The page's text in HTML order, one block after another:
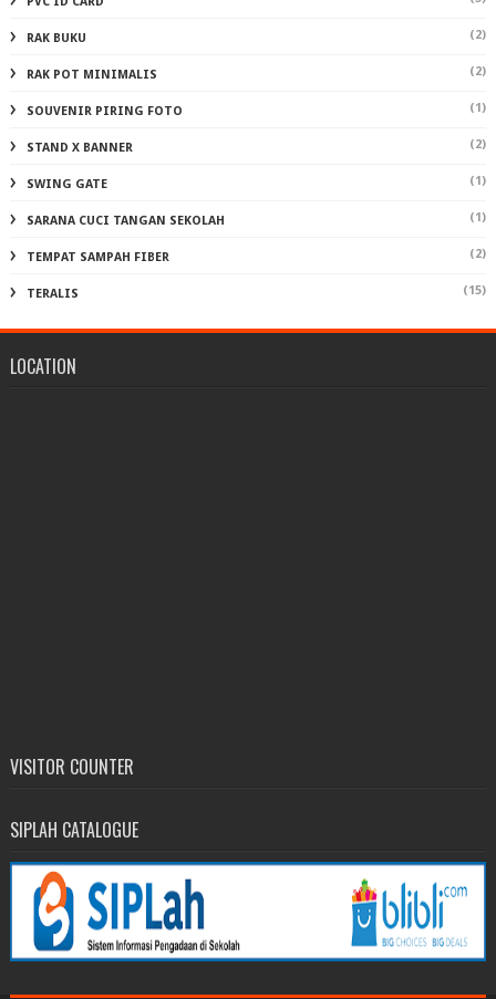
RAK BUKU (2)
RAK POT MINIMALIS (2)
SOUVENIR PIRING FOTO (1)
STAND X BANNER (2)
SWING GATE (1)
SARANA CUCI TANGAN SEKOLAH (1)
TEMPAT SAMPAH FIBER (2)
TERALIS (15)
LOCATION
VISITOR COUNTER
SIPLAH CATALOGUE